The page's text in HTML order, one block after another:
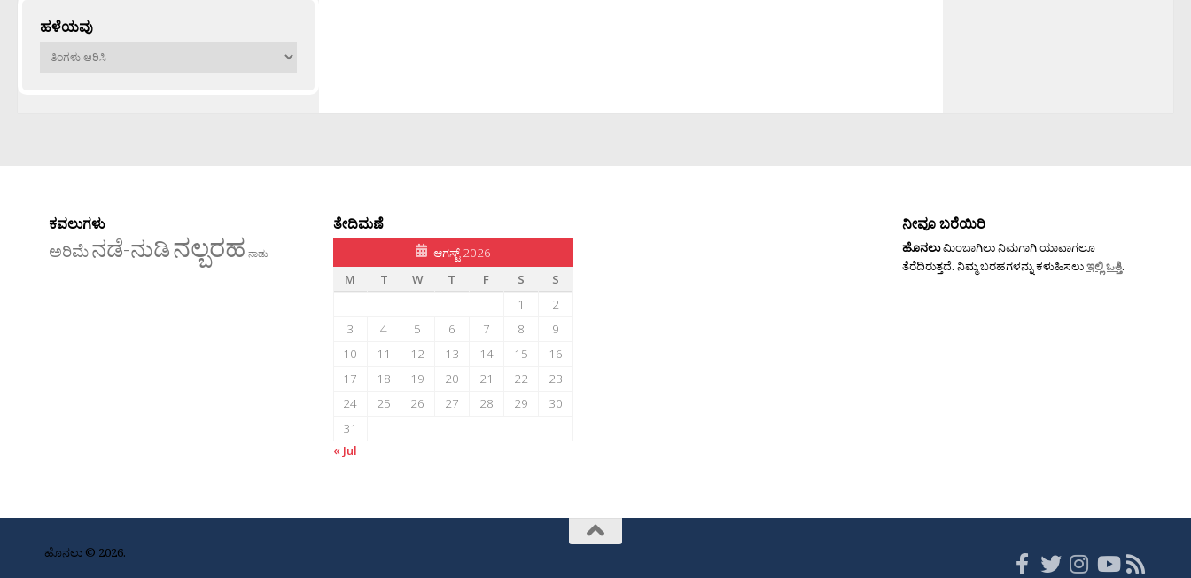
ಹಳೆಯವು
ಹಳೆಯವು
ಕವಲುಗಳು
ಅರಿಮೆನಡೆ-ನುಡಿನಲ್ಬರಹ ನಾಡು
ತೇದಿಮಣೆ
ಆಗಸ್ಟ್ 2026
M
T W T F S
S
1
2
3
4 5 6 7 8
9
10
11 12 13 14 15
16
17
18 19 20 21 22
23
24
25 26 27 28 29
30
31
« Jul
ನೀವೂ ಬರೆಯಿರಿ
ಹೊನಲುಮಿಂಬಾಗಿಲು ನಿಮಗಾಗಿ ಯಾವಾಗಲೂ
ತೆರೆದಿರುತ್ತದೆ. ನಿಮ್ಮ ಬರಹಗಳನ್ನು ಕಳುಹಿಸಲುಇಲ್ಲಿ ಒತ್ತಿ.
ಹೊನಲು © 2026.